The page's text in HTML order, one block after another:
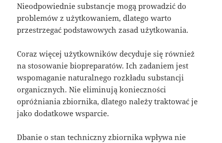
Nieodpowiednie substancje mogą prowadzić do
problemów z użytkowaniem, dlatego warto
przestrzegać podstawowych zasad użytkowania.
Coraz więcej użytkowników decyduje się również
na stosowanie biopreparatów. Ich zadaniem jest
wspomaganie naturalnego rozkładu substancji
organicznych. Nie eliminują konieczności
opróżniania zbiornika, dlatego należy traktować je
jako dodatkowe wsparcie.
Dbanie o stan techniczny zbiornika wpływa nie